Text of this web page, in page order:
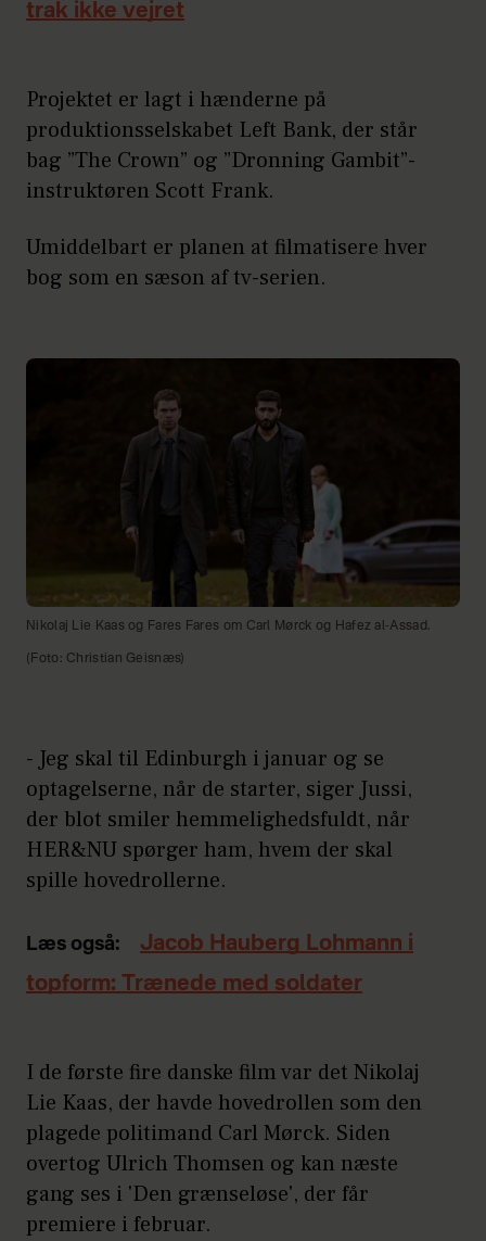
trak ikke vejret
Projektet er lagt i hænderne på
produktionsselskabet Left Bank, der står
bag ”The Crown” og ”Dronning Gambit”-
instruktøren Scott Frank.
Umiddelbart er planen at filmatisere hver
bog som en sæson af tv-serien.
Nikolaj Lie Kaas og Fares Fares om Carl Mørck og Hafez al-Assad.
(Foto: Christian Geisnæs)
- Jeg skal til Edinburgh i januar og se
optagelserne, når de starter, siger Jussi,
der blot smiler hemmelighedsfuldt, når
HER&NU spørger ham, hvem der skal
spille hovedrollerne.
Læs også:
Jacob Hauberg Lohmann i
topform: Trænede med soldater
I de første fire danske film var det Nikolaj
Lie Kaas, der havde hovedrollen som den
plagede politimand Carl Mørck. Siden
overtog Ulrich Thomsen og kan næste
gang ses i 'Den grænseløse', der får
premiere i februar.